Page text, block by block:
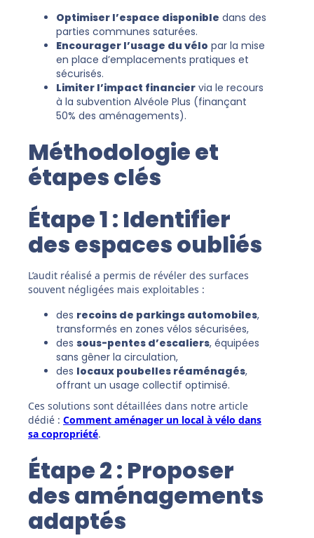
Optimiser l’espace disponible dans des
parties communes saturées.
Encourager l’usage du vélo par la mise
en place d’emplacements pratiques et
sécurisés.
Limiter l’impact financier via le recours
à la subvention Alvéole Plus (finançant
50% des aménagements).
Méthodologie et
étapes clés
Étape 1 : Identifier
des espaces oubliés
L’audit réalisé a permis de révéler des surfaces
souvent négligées mais exploitables :
des recoins de parkings automobiles,
transformés en zones vélos sécurisées,
des sous-pentes d’escaliers, équipées
sans gêner la circulation,
des locaux poubelles réaménagés,
offrant un usage collectif optimisé.
Ces solutions sont détaillées dans notre article
dédié : Comment aménager un local à vélo dans
sa copropriété.
Étape 2 : Proposer
des aménagements
adaptés